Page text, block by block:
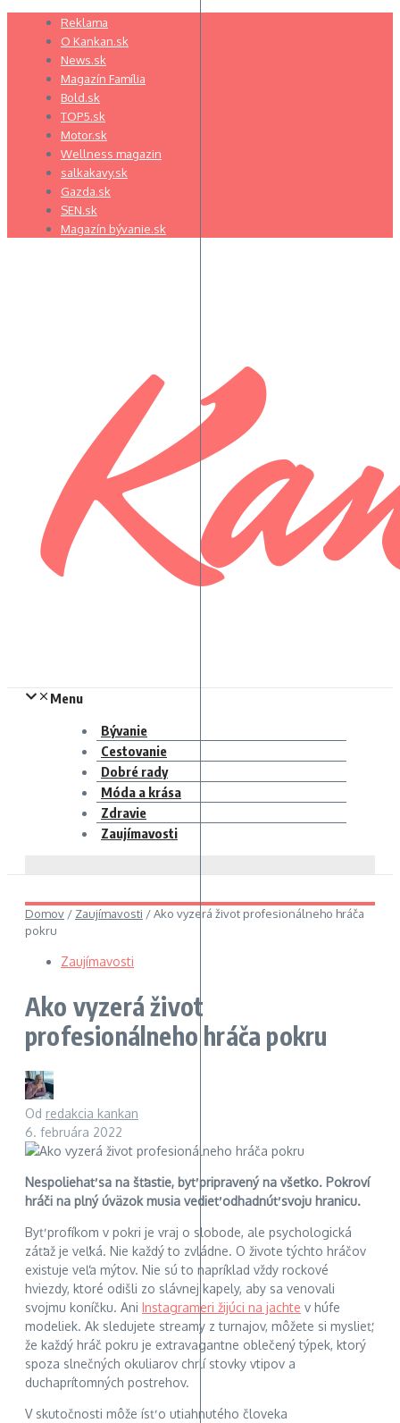
Preskočiť
Reklama
O Kankan.sk
News.sk
Magazín Família
Bold.sk
TOP5.sk
Motor.sk
Wellness magazin
salkakavy.sk
Gazda.sk
SEN.sk
Magazín bývanie.sk
Menu
Bývanie
Cestovanie
Dobré rady
Móda a krása
Zdravie
Zaujímavosti
Domov / Zaujímavosti /Ako vyzerá život profesionálneho hráča
pokru
Zaujímavosti
Ako vyzerá život
profesionálneho hráča pokru
Od redakcia kankan
6. februára 2022
Nespoliehať sa na šťastie, byť pripravený na všetko. Pokroví
hráči na plný úväzok musia vedieť odhadnúť svoju hranicu.
Byť profíkom v pokri je vraj o slobode, ale psychologická
záťaž je veľká. Nie každý to zvládne. O živote týchto hráčov
existuje veľa mýtov. Nie sú to napríklad vždy rockové
hviezdy, ktoré odišli zo slávnej kapely, aby sa venovali
svojmu koníčku. Ani Instagrameri žijúci na jachte v húfe
modeliek. Ak sledujete streamy z turnajov, môžete si myslieť,
že každý hráč pokru je extravagantne oblečený týpek, ktorý
spoza slnečných okuliarov chrlí stovky vtipov a
duchaprítomných postrehov.
V skutočnosti môže ísť o utiahnutého človeka